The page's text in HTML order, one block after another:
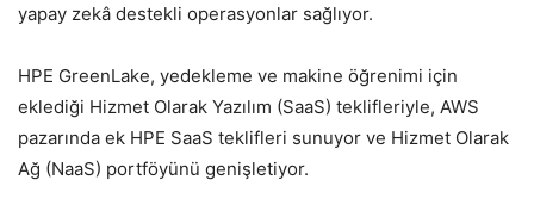
yapay zekâ destekli operasyonlar sağlıyor.
HPE GreenLake, yedekleme ve makine öğrenimi için
eklediği Hizmet Olarak Yazılım (SaaS) teklifleriyle, AWS
pazarında ek HPE SaaS teklifleri sunuyor ve Hizmet Olarak
Ağ (NaaS) portföyünü genişletiyor.